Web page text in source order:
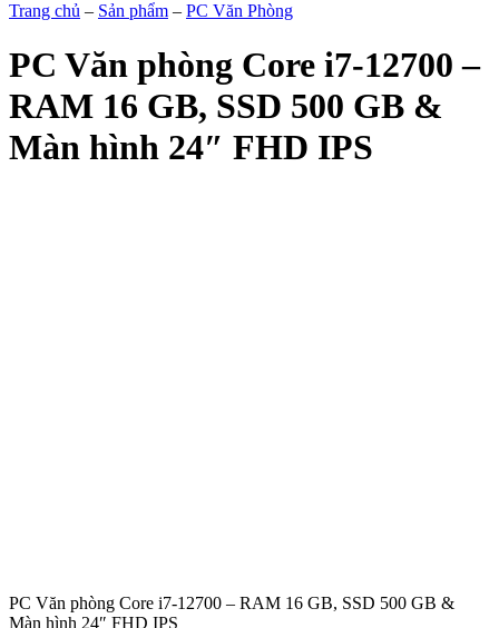
Trang chủ – Sản phẩm – PC Văn Phòng
PC Văn phòng Core i7-12700 –
RAM 16 GB, SSD 500 GB &
Màn hình 24″ FHD IPS
PC Văn phòng Core i7-12700 – RAM 16 GB, SSD 500 GB &
Màn hình 24″ FHD IPS